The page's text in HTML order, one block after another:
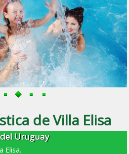
de Villa Elisa
Uruguay
Elisa.